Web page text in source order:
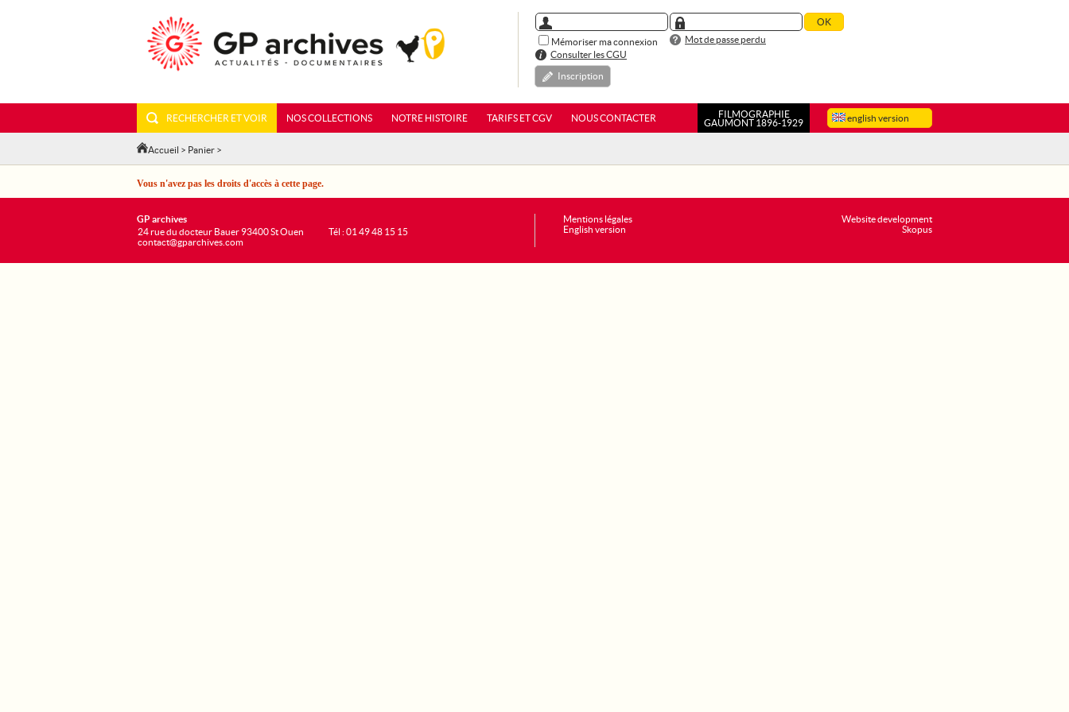
Mémoriser ma connexion
Mot de passe perdu
Consulter les CGU
Inscription
english version
RECHERCHER ET VOIR NOS COLLECTIONS NOTRE HISTOIRE TARIFS ET CGV NOUS CONTACTER
FILMOGRAPHIE
GAUMONT 1896-1929
Accueil > Panier >
Vous n'avez pas les droits d'accès à cette page.
Website development
Skopus
GP archives
24 rue du docteur Bauer 93400 St Ouen
contact@gparchives.com
Tél : 01 49 48 15 15
Mentions légales
English version